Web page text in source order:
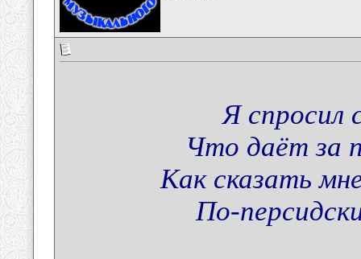
Я спросил
Что даёт за
Как сказать
По-